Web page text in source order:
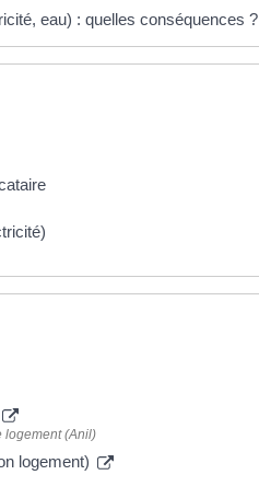
eau) : quelles conséquences ?
logement (Anil)
logement)